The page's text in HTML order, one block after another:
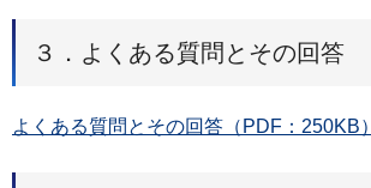
３．よくある質問とその回答
よくある質問とその回答（PDF：250KB）